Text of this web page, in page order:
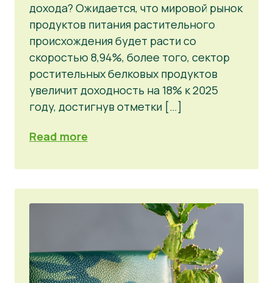
дохода? Ожидается, что мировой рынок
продуктов питания растительного
происхождения будет расти со
скоростью 8,94%, более того, сектор
ростительных белковых продуктов
увеличит доходность на 18% к 2025
году, достигнув отметки […]
Read more